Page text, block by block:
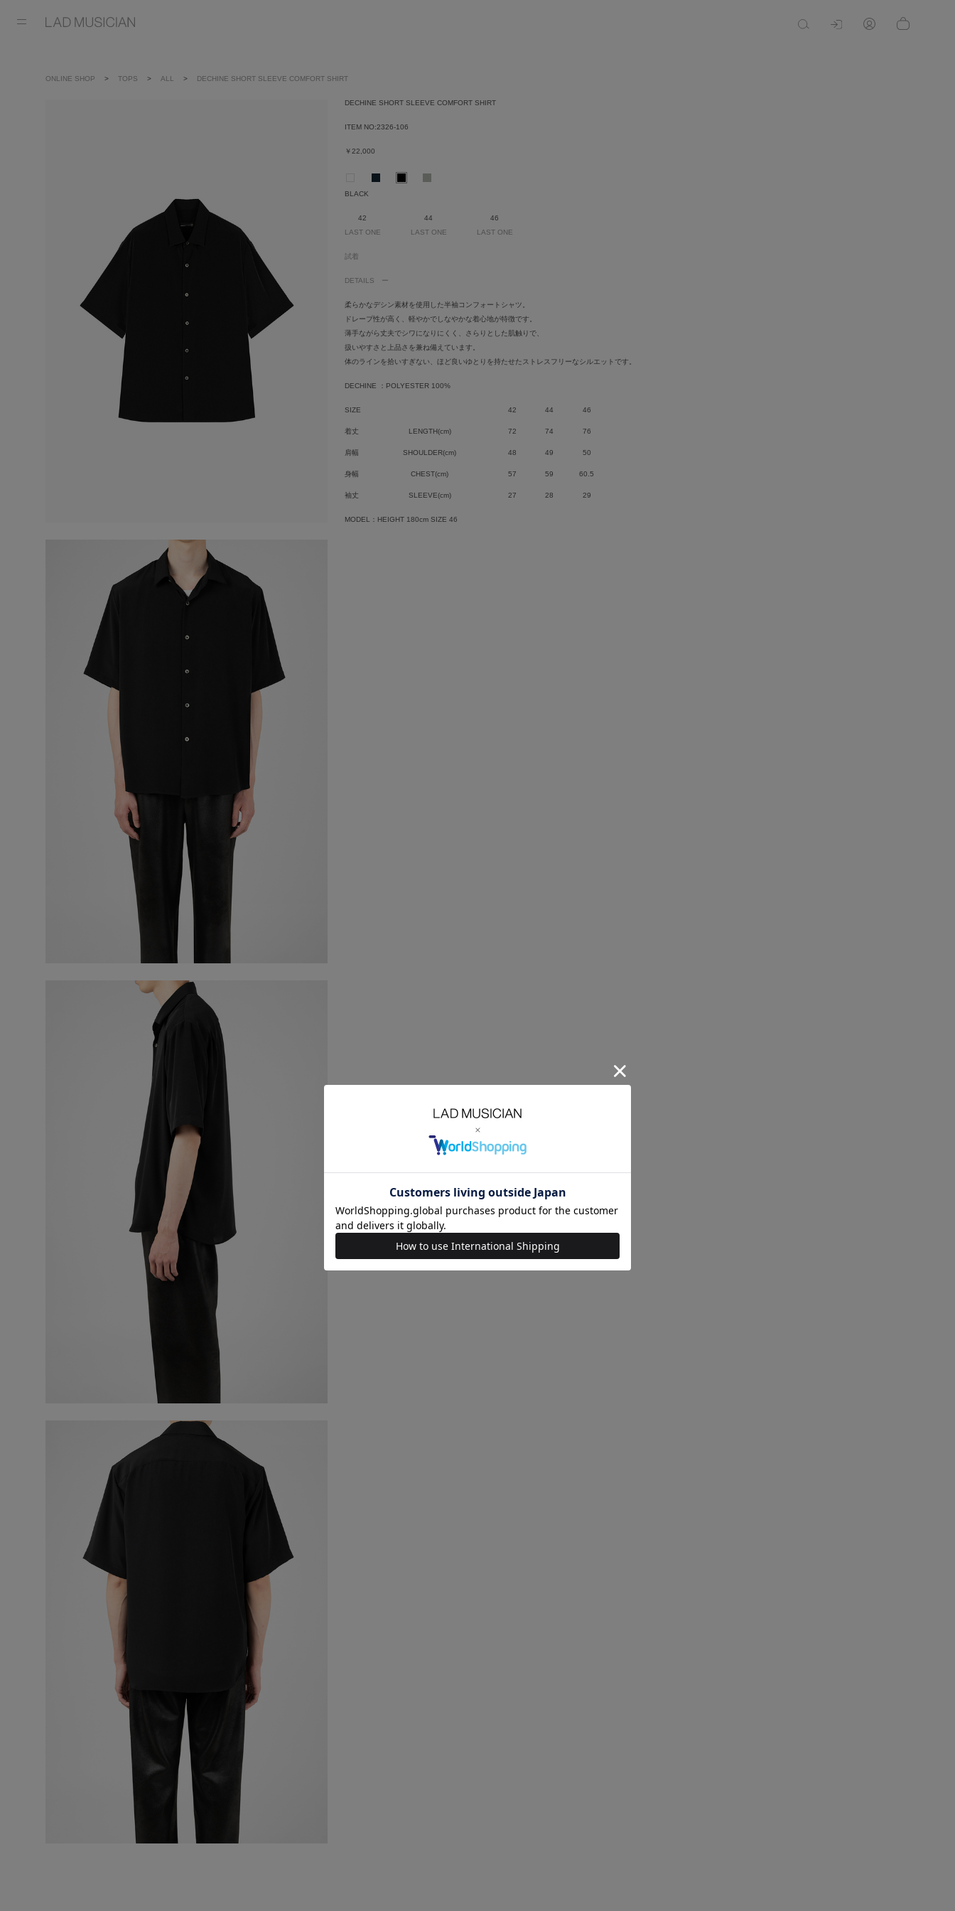
ONLINE SHOP TOPS ALL DECHINE SHORT SLEEVE COMFORT SHIRT
DECHINE SHORT SLEEVE COMFORT SHIRT
ITEM NO:2326-106
￥22,000
BLACK
42
LAST ONE
44
LAST ONE
46
LAST ONE
試着
DETAILS
柔らかなデシン素材を使用した半袖コンフォートシャツ。
ドレープ性が高く、軽やかでしなやかな着心地が特徴です。
薄手ながら丈夫でシワになりにくく、さらりとした肌触りで、
扱いやすさと上品さを兼ね備えています。
体のラインを拾いすぎない、ほど良いゆとりを持たせたストレスフリーなシルエットです。
DECHINE ：POLYESTER 100%
SIZE 42 44 46
着丈 LENGTH(cm) 72 74 76
肩幅 SHOULDER(cm) 48 49 50
身幅 CHEST(cm) 57 59 60.5
袖丈 SLEEVE(cm) 27 28 29
MODEL：HEIGHT 180cm SIZE 46